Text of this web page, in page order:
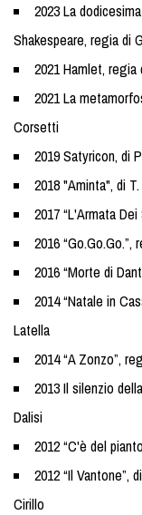
2023 La
Shakespeare, regia di
2021 Hamlet,
2021 La
Corsetti
2019 Satyricon, di
2018 "Aminta", di
2017 “L'Armata
2016
2016 “Morte di
2014 “Natale in
Latella
2014 “A Zonzo”,
2013 Il silenzio
Dalisi
2012 “C'è del
2012 “Il Vantone”,
Cirillo